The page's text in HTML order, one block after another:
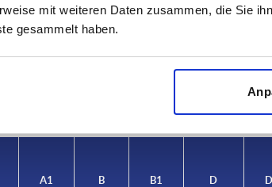
mit weiteren Daten zusammen, die Sie
gesammelt haben.
38
vor Abschluss Ihrer Bestellung erfahren Sie das bestätigte
A1 B B1 D